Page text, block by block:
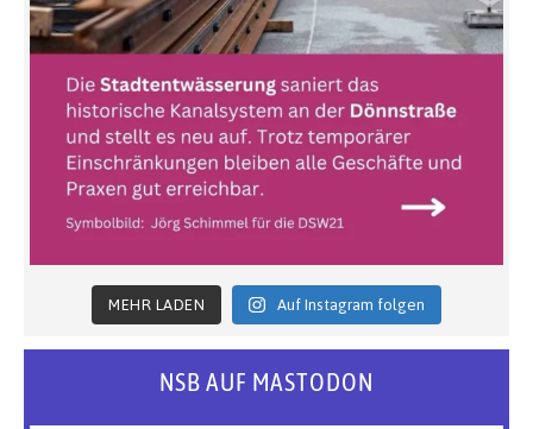
MEHR LADEN Auf Instagram folgen
NSB AUF MASTODON